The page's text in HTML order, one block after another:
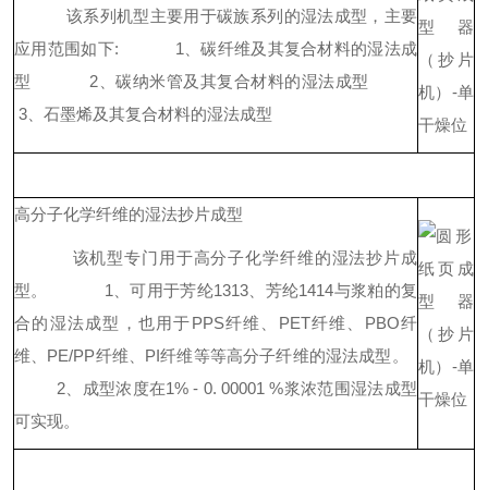
该系列机型主要用于碳族系列的湿法成型，主要
应用范围如下: 1、碳纤维及其复合材料的湿法成
型 2、碳纳米管及其复合材料的湿法成型
3、石墨烯及其复合材料的湿法成型
高分子化学纤维的湿法抄片成型
该机型专门用于高分子化学纤维的湿法抄片成
型。
1、可用于芳纶1313、芳纶1414与浆粕的复
合的湿法成型，也用于PPS纤维、PET纤维、PBO纤
维、PE/PP纤维、PI纤维等等高分子纤维的湿法成型。
2、成型浓度在1% - 0. 00001 %浆浓范围湿法成型
可实现。